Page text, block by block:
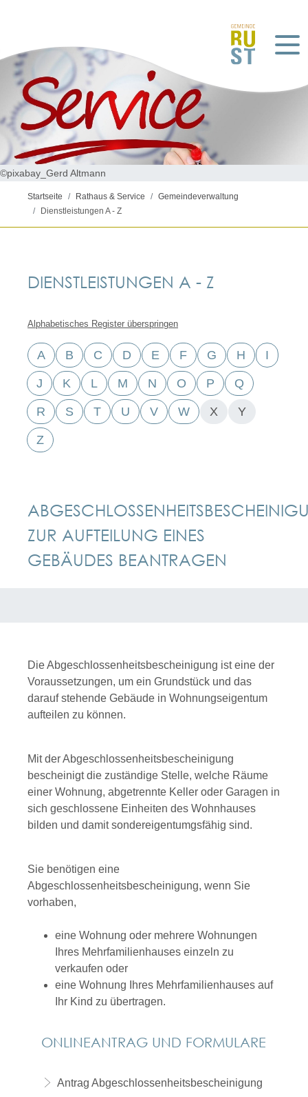
©pixabay_Gerd Altmann
Startseite Rathaus & Service
Gemeindeverwaltung
Dienstleistungen A - Z
DIENSTLEISTUNGEN A - Z
Alphabetisches Register überspringen
A B C D E F G H I
J K L M N O P Q
R S T U V W X Y
Z
ZUR AUFTEILUNG EINES
GEBÄUDES BEANTRAGEN
Die Abgeschlossenheitsbescheinigung ist eine der
Voraussetzungen, um ein Grundstück und das
darauf stehende Gebäude in Wohnungseigentum
aufteilen zu können.
Mit der Abgeschlossenheitsbescheinigung
bescheinigt die zuständige Stelle, welche Räume
einer Wohnung, abgetrennte Keller oder Garagen in
sich geschlossene Einheiten des Wohnhauses
bilden und damit sondereigentumgsfähig sind.
Sie benötigen eine
Abgeschlossenheitsbescheinigung, wenn Sie
vorhaben,
eine Wohnung oder mehrere Wohnungen
Ihres Mehrfamilienhauses einzeln zu
verkaufen oder
eine Wohnung Ihres Mehrfamilienhauses auf
Ihr Kind zu übertragen.
ONLINEANTRAG UND FORMULARE
Antrag Abgeschlossenheitsbescheinigung